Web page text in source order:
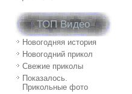
ТОП Видео
Новогодняя история
Новогодний прикол
Свежие приколы
Показалось.
Прикольные фото